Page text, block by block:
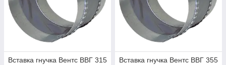
Вставка гнучка Вентс ВВГ 315
Вставка гнучка Вентс ВВГ 355